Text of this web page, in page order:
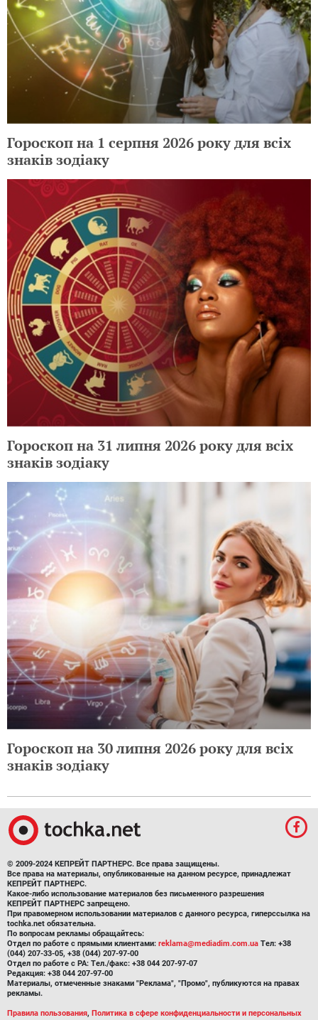
Гороскоп на 1 серпня 2026 року для всіх
знаків зодіаку
Гороскоп на 31 липня 2026 року для всіх
знаків зодіаку
Гороскоп на 30 липня 2026 року для всіх
знаків зодіаку
© 2009-2024 КЕПРЕЙТ ПАРТНЕРС. Все права защищены.
Все права на материалы, опубликованные на данном ресурсе, принадлежат
КЕПРЕЙТ ПАРТНЕРС.
Какое-либо использование материалов без письменного разрешения
КЕПРЕЙТ ПАРТНЕРС запрещено.
При правомерном использовании материалов с данного ресурса, гиперссылка на
tochka.net обязательна.
По вопросам рекламы обращайтесь:
Отдел по работе с прямыми клиентами: reklama@mediadim.com.ua Тел: +38
(044) 207-33-05, +38 (044) 207-97-00
Отдел по работе с РА: Тел./факс: +38 044 207-97-07
Редакция: +38 044 207-97-00
Материалы, отмеченные знаками "Реклама", "Промо", публикуются на правах
рекламы.
Правила пользования, Политика в сфере конфиденциальности и персональных